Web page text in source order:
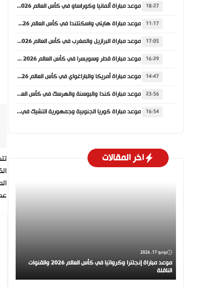
18:27 موعد مباراة ألمانيا وكوراساو في كأس العالم 2026 والقنوات الناقلة
11:17 موعد مباراة هايتي واسكتلندا في كأس العالم 2026 والقنوات الناقلة
17:05 موعد مباراة البرازيل والمغرب في كأس العالم 2026 والقنوات الناقلة
16:29 موعد مباراة قطر وسويسرا في كأس العالم 2026 والقنوات الناقلة
14:47 موعد مباراة أمريكا والباراغواي في كأس العالم 2026 والقنوات الناقلة
23:56 موعد مباراة كندا والبوسنة والهرسك في كأس العالم 2026 والقنوات الناقلة
16:54 موعد مباراة كوريا الجنوبية وجمهورية التشيك في كأس العالم 2026 والقنوات الناقلة
اخر المقالات
يونيو 17, 2026
موعد مباراة إنجلترا وكرواتيا في كأس العالم 2026 والقنوات
الناقلة